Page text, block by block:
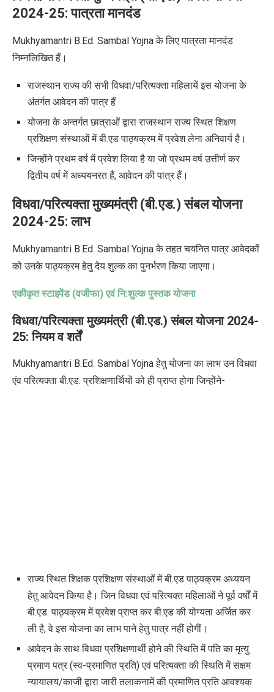
2024-25:पात्रता मानदंड
Mukhyamantri B.Ed. Sambal Yojnaके लिए पात्रता मानदंड
निम्नलिखित हैं।
राजस्थान राज्य की सभी विधवा/परित्यक्ता महिलायें इस योजना के
अंतर्गत आवेदन की पात्र हैं
योजना के अन्तर्गत छात्राओं द्वारा राजस्थान राज्य स्थित शिक्षण
प्रशिक्षण संस्थाओं में बी.एड पाठ्यक्रम में प्रवेश लेना अनिवार्य है।
जिन्होंने प्रथम वर्ष में प्रवेश लिया है या जो प्रथम वर्ष उत्तीर्ण कर
द्वितीय वर्ष में अध्ययनरत हैं, आवेदन की पात्र हैं।
विधवा/परित्यक्ता मुख्यमंत्री (बी.एड.) संबल योजना
2024-25:लाभ
Mukhyamantri B.Ed. Sambal Yojnaके तहत चयनित पात्र आवेदकों
को उनके पाठ्यक्रम हेतु देय शुल्क का पुनर्भरण किया जाएगा।
एकीकृत स्टाइपेंड (वजीफा) एवं नि:शुल्क पुस्तक योजना
विधवा/परित्यक्ता मुख्यमंत्री (बी.एड.) संबल योजना2024-
25:नियम व शर्तें
Mukhyamantri B.Ed. Sambal Yojnaहेतु योजना का लाभ उन विधवा
एंव परित्यक्ता बी.एड. प्रशिक्षणार्थियों को ही प्राप्त होगा जिन्होंने-
राज्य स्थित शिक्षक प्रशिक्षण संस्थाओं में बी.एड पाठ्यक्रम अध्ययन
हेतु आवेदन किया है। जिन विधवा एवं परित्यक्त महिलाओं ने पूर्व वर्षों में
बी.एड. पाठ्यक्रम में प्रवेश प्राप्त कर बी.एड की योग्यता अर्जित कर
ली है,वे इस योजना का लाभ पाने हेतु पात्र नहीं होगीं।
आवेदन के साथ विधवा प्रशिक्षणार्थी होने की स्थिति में पति का मृत्यु
प्रमाण पत्र (स्व-प्रमाणित प्रति) एवं परित्यक्ता की स्थिति में सक्षम
न्यायालय/काजी द्वारा जारी तलाकनामें की प्रमाणित प्रति आवश्यक